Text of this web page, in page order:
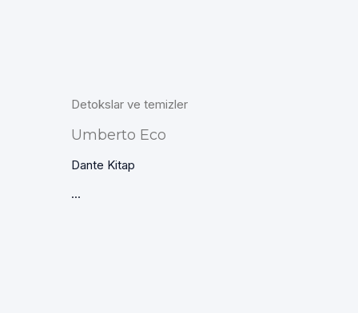
Detokslar ve temizler
Umberto Eco
Dante Kitap
...